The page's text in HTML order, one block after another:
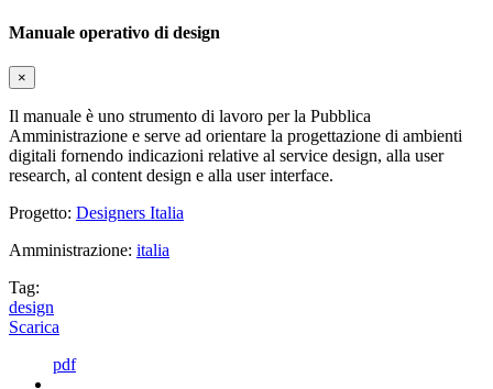
Manuale operativo di design
×
Il manuale è uno strumento di lavoro per la Pubblica
Amministrazione e serve ad orientare la progettazione di ambienti
digitali fornendo indicazioni relative al service design, alla user
research, al content design e alla user interface.
Progetto: Designers Italia
Amministrazione: italia
Tag:
design
Scarica
pdf